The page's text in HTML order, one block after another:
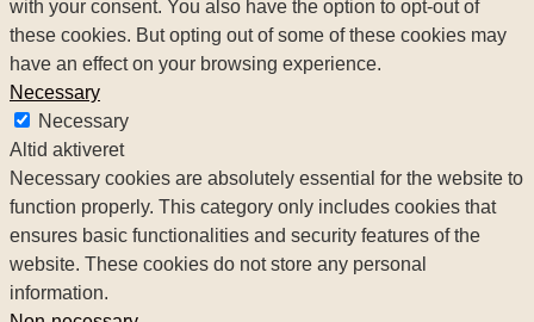
with your consent. You also have the option to opt-out of
these cookies. But opting out of some of these cookies may
have an effect on your browsing experience.
Necessary
Necessary
Altid aktiveret
Necessary cookies are absolutely essential for the website to
function properly. This category only includes cookies that
ensures basic functionalities and security features of the
website. These cookies do not store any personal
information.